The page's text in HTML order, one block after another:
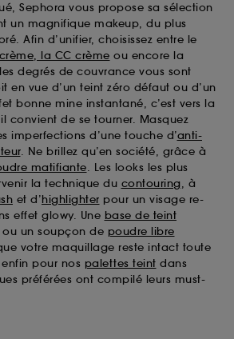
Sephora vous propose sa sélection
un magnifique makeup, du plus
Afin d’unifier, choisissez entre le
la CC crème ou encore la
les degrés de couvrance vous sont
en vue d’un teint zéro défaut ou d’un
bonne mine instantané, c’est vers la
convient de se tourner. Masquez
imperfections d’une touche d’anti-
. Ne brillez qu’en société, grâce à
matifiante. Les looks les plus
la technique du contouring, à
et d’highlighter pour un visage re-
effet glowy. Une base de teint
ou un soupçon de poudre libre
votre maquillage reste intact toute
pour nos palettes teint dans
préférées ont compilé leurs must-